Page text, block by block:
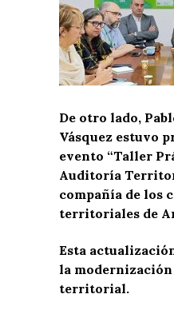
De otro lado,
Vásquez estuvo
evento “Taller
Auditoría
compañía de los
territoriales de
Esta
la
territorial.